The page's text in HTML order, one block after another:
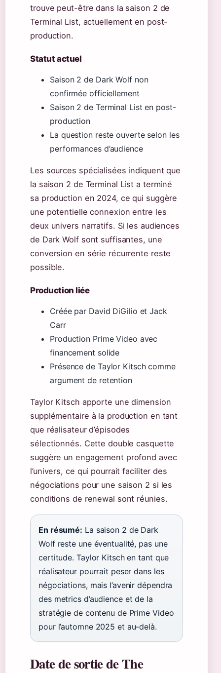
trouve peut-être dans la saison 2 de
Terminal List, actuellement en post-
production.
Statut actuel
Saison 2 de Dark Wolf non
confirmée officiellement
Saison 2 de Terminal List en post-
production
La question reste ouverte selon les
performances d’audience
Les sources spécialisées indiquent que
la saison 2 de Terminal List a terminé
sa production en 2024, ce qui suggère
une potentielle connexion entre les
deux univers narratifs. Si les audiences
de Dark Wolf sont suffisantes, une
conversion en série récurrente reste
possible.
Production liée
Créée par David DiGilio et Jack
Carr
Production Prime Video avec
financement solide
Présence de Taylor Kitsch comme
argument de retention
Taylor Kitsch apporte une dimension
supplémentaire à la production en tant
que réalisateur d’épisodes
sélectionnés. Cette double casquette
suggère un engagement profond avec
l’univers, ce qui pourrait faciliter des
négociations pour une saison 2 si les
conditions de renewal sont réunies.
En résumé: La saison 2 de Dark
Wolf reste une éventualité, pas une
certitude. Taylor Kitsch en tant que
réalisateur pourrait peser dans les
négociations, mais l’avenir dépendra
des metrics d’audience et de la
stratégie de contenu de Prime Video
pour l’automne 2025 et au-delà.
Date de sortie de The